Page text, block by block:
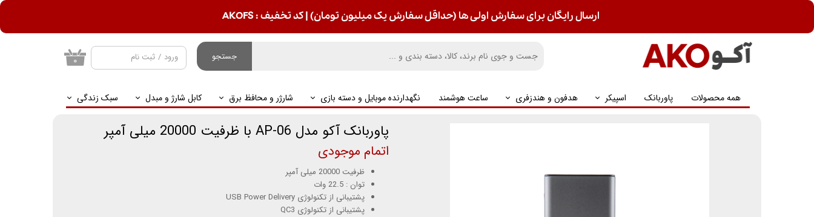
جستجو
همه محصولات پاوربانک اسپیکر هدفون و هندزفری ساعت هوشمند نگهدارنده موبایل و دسته بازی شارژر و محافظ برق کابل شارژ و مبدل سبک زندگی
ورود / ثبت نام
تغییر گذر واژه
۰
ارسال رایگان برای سفارش اولی ها (حداقل سفارش یک میلیون تومان) | کد تخفیف : AKOFS
پاوربانک آکو مدل AP-06 با ظرفیت 20000 میلی آمپر
اتمام موجودی
ظرفیت 20000 میلی آمپر
توان : 22.5 وات
پشتیبانی از تکنولوژی USB Power Delivery
پشتیبانی از تکنولوژی QC3